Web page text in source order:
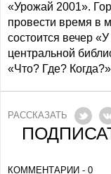
«Урожай 2001».
провести время в
состоится вечер
центральной
«Что? Где?
РАССКАЗАТЬ
КОММЕНТАРИИ - 0